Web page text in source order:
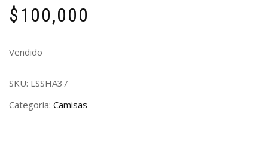
$100,000
Vendido
SKU: LSSHA37
Categoría: Camisas